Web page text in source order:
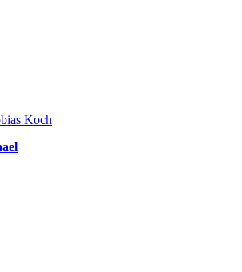
Koch